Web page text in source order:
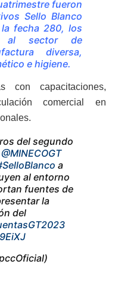
fueron
Sello Blanco
fecha 280, los
al sector de
diversa,
e higiene.
con capacitaciones,
comercial en
del segundo
@MINECOGT
a
al entorno
fuentes de
la
del